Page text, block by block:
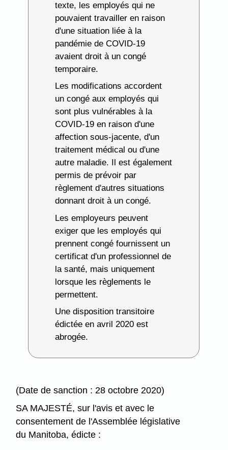
texte, les employés qui ne
pouvaient travailler en raison
d'une situation liée à la
pandémie de COVID-19
avaient droit à un congé
temporaire.
Les modifications accordent
un congé aux employés qui
sont plus vulnérables à la
COVID-19 en raison d'une
affection sous-jacente, d'un
traitement médical ou d'une
autre maladie. Il est également
permis de prévoir par
règlement d'autres situations
donnant droit à un congé.
Les employeurs peuvent
exiger que les employés qui
prennent congé fournissent un
certificat d'un professionnel de
la santé, mais uniquement
lorsque les règlements le
permettent.
Une disposition transitoire
édictée en avril 2020 est
abrogée.
(Date de sanction : 28 octobre 2020)
SA MAJESTÉ, sur l'avis et avec le
consentement de l'Assemblée législative
du Manitoba, édicte :